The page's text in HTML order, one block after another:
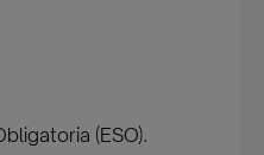
(ESO).